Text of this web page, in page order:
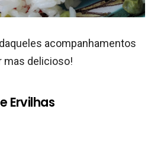
acompanhamentos
mas delicioso!
Ervilhas